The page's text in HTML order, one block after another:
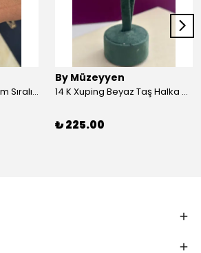
14 K Xuping Baget Kesim Sıralı Bileklik
By Müzeyyen
14 K Xuping Beyaz Taş Halka Küpe
₺ 225.00